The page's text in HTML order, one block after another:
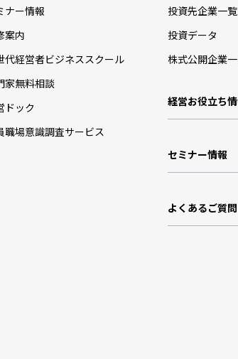
ナー情報
案内
代経営者ビジネススクール
家無料相談
ドック
職場意識調査サービス
投資先企業一覧
投資データ
株式公開企業
経営お役立ち
セミナー情報
よくあるご質問